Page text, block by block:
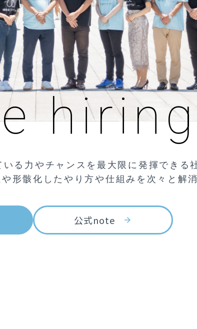
る力やチャンスを最大限に発揮できる
形骸化したやり方や仕組みを次々と解
公式note arrow_forward